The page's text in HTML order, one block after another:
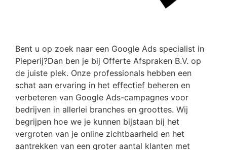
Bent u op zoek naar een Google Ads specialist in
Pieperij?Dan ben je bij Offerte Afspraken B.V. op
de juiste plek. Onze professionals hebben een
schat aan ervaring in het effectief beheren en
verbeteren van Google Ads-campagnes voor
bedrijven in allerlei branches en groottes. Wij
begrijpen hoe we je kunnen bijstaan bij het
vergroten van je online zichtbaarheid en het
aantrekken van een groter aantal klanten met